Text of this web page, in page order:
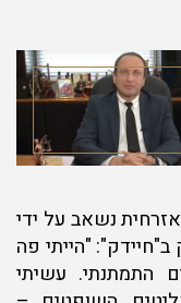
נשאב על ידי
"הייתי פה
התמתנתי. עשיתי